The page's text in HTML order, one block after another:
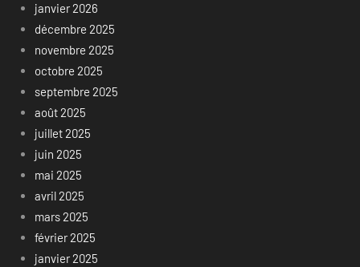
janvier 2026
décembre 2025
novembre 2025
octobre 2025
septembre 2025
août 2025
juillet 2025
juin 2025
mai 2025
avril 2025
mars 2025
février 2025
janvier 2025